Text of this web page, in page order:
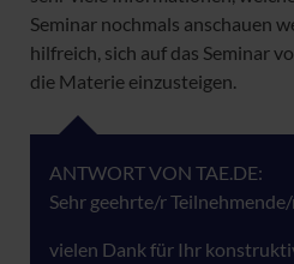
Seminar nochmals anschauen
hilfreich, sich auf das Seminar
die Materie einzusteigen.
ANTWORT VON TAE.DE:
Sehr geehrte/r Teilnehmende/
vielen Dank für Ihr